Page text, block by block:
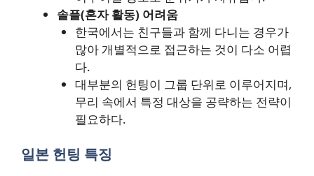
솔플(혼자 활동) 어려움
한국에서는 친구들과 함께 다니는 경우가
많아 개별적으로 접근하는 것이 다소 어렵
다.
대부분의 헌팅이 그룹 단위로 이루어지며,
무리 속에서 특정 대상을 공략하는 전략이
필요하다.
일본 헌팅 특징